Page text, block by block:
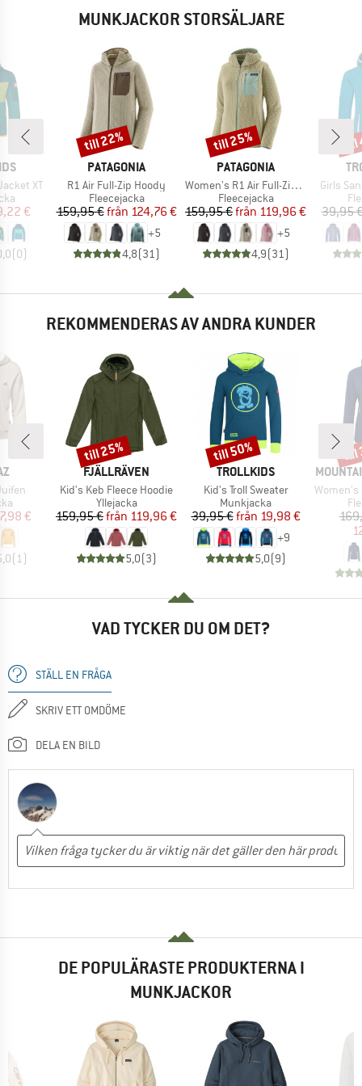
MUNKJACKOR STORSÄLJARE
XT
pris
€
(0)
VARUMÄRKE
PATAGONIA
Produkter
R1 Air Full-Zip Hoody
Produktgrupp
Fleecejacka
Pris
159,95 € Reducerat pris
från 124,76 €
+5
4,8(31 )
Rabatt
till 22%
VARUMÄRKE
PATAGONIA
Produkter
Women's R1 Air Full-Zip Hoody
Produktgrupp
Fleecejacka
Pris
159,95 € Reducerat pris
från 119,96 €
+5
4,9(31 )
Rabatt
till 25%
Girls
39,95
REKOMMENDERAS AV ANDRA KUNDER
pris
€
(1)
VARUMÄRKE
FJÄLLRÄVEN
Produkter
Kid's Keb Fleece Hoodie
Produktgrupp
Yllejacka
Pris
159,95 € Reducerat pris
från 119,96 €
5,0(3)
Rabatt
till 25%
VARUMÄRKE
TROLLKIDS
Produkter
Kid's Troll Sweater
Produktgrupp
Munkjacka
Pris
39,95 € Reducerat pris
från 19,98 €
+9
5,0(9)
Rabatt
till 50%
Produkter
Women's
VAD TYCKER DU OM DET?
STÄLL EN FRÅGA
SKRIV ETT OMDÖME
DELA EN BILD
DE POPULÄRASTE PRODUKTERNA I
MUNKJACKOR